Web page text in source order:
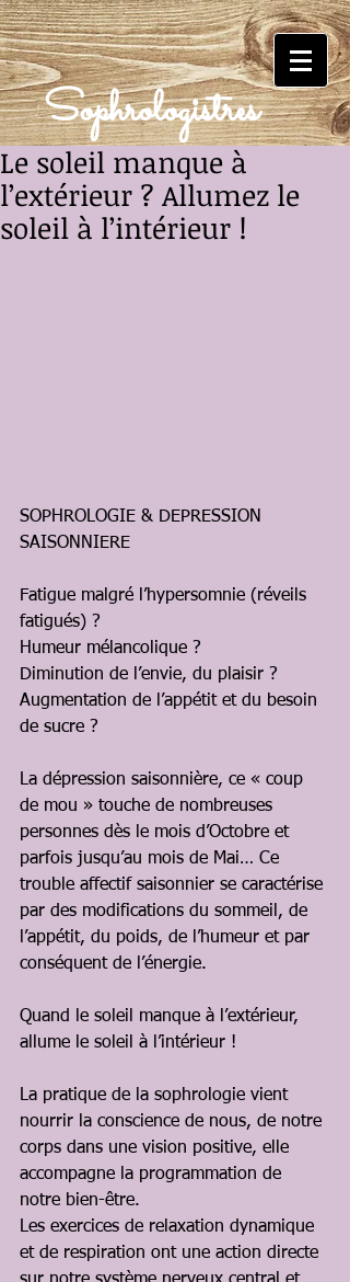
Sophrologistres
Le soleil manque à
l’extérieur ? Allumez le
soleil à l’intérieur !
SOPHROLOGIE & DEPRESSION
SAISONNIERE
Fatigue malgré l’hypersomnie (réveils
fatigués) ?
Humeur mélancolique ?
Diminution de l’envie, du plaisir ?
Augmentation de l’appétit et du besoin
de sucre ?
La dépression saisonnière, ce « coup
de mou » touche de nombreuses
personnes dès le mois d’Octobre et
parfois jusqu’au mois de Mai… Ce
trouble affectif saisonnier se caractérise
par des modifications du sommeil, de
l’appétit, du poids, de l’humeur et par
conséquent de l’énergie.
Quand le soleil manque à l’extérieur,
allume le soleil à l’intérieur !
La pratique de la sophrologie vient
nourrir la conscience de nous, de notre
corps dans une vision positive, elle
accompagne la programmation de
notre bien-être.
Les exercices de relaxation dynamique
et de respiration ont une action directe